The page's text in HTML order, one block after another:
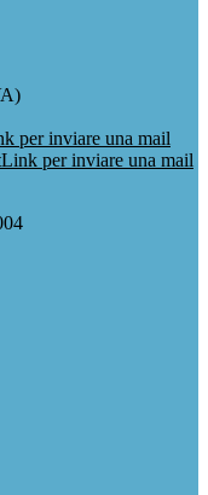
per inviare una mail
Link per inviare una mail